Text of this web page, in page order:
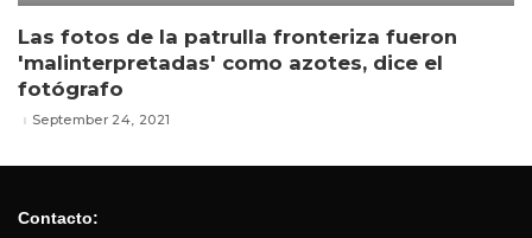
Las fotos de la patrulla fronteriza fueron
'malinterpretadas' como azotes, dice el
fotógrafo
September 24, 2021
Contacto: